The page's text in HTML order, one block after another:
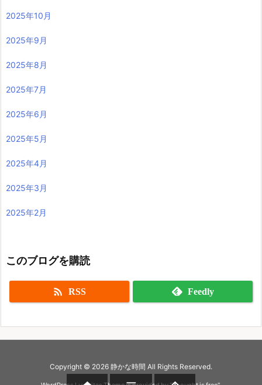
2025年10月
2025年9月
2025年8月
2025年7月
2025年6月
2025年5月
2025年4月
2025年3月
2025年2月
このブログを購読
 RSS Feedly
Copyright © 2026 静かな時間 All Rights Reserved.